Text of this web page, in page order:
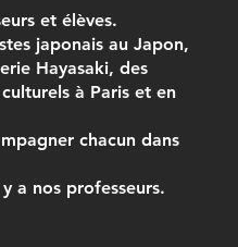
et élèves.
japonais au Japon,
Hayasaki, des
à Paris et en
chacun dans
a nos professeurs.